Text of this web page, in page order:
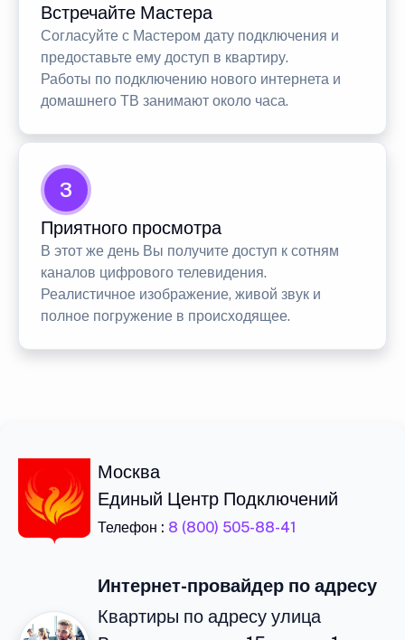
Встречайте Мастера
Согласуйте с Мастером дату подключения и
предоставьте ему доступ в квартиру.
Работы по подключению нового интернета и
домашнего ТВ занимают около часа.
3
Приятного просмотра
В этот же день Вы получите доступ к сотням
каналов цифрового телевидения.
Реалистичное изображение, живой звук и
полное погружение в происходящее.
Москва
Единый Центр Подключений
Телефон : 8 (800) 505-88-41
Интернет-провайдер по адресу
Квартиры по адресу улица